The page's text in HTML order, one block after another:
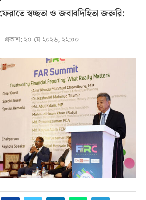
স্বচ্ছতা ও জবাবদিহিতা জরুরি:
প্রকাশ: ২০ মে ২০২৬, ২২:০০